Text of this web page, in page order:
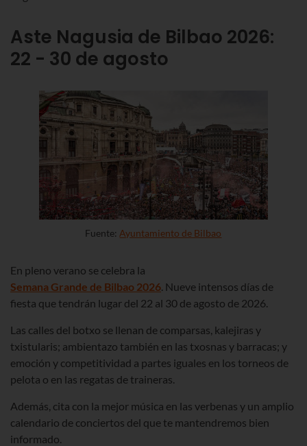
Aste Nagusia de Bilbao 2026:
22 - 30 de agosto
Fuente: Ayuntamiento de Bilbao
En pleno verano se celebra la
Semana Grande de Bilbao 2026. Nueve intensos días de
fiesta que tendrán lugar del 22 al 30 de agosto de 2026.
Las calles del botxo se llenan de comparsas, kalejiras y
txistularis; ambientazo también en las txosnas y barracas; y
emoción y competitividad a partes iguales en los torneos de
pelota o en las regatas de traineras.
Además, cita con la mejor música en las verbenas y un amplio
calendario de conciertos del que te mantendremos bien
informado.